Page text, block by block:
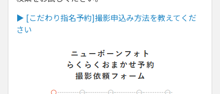
▶ [こだわり指名予約]撮影申込み方法を教えてくだ
さい